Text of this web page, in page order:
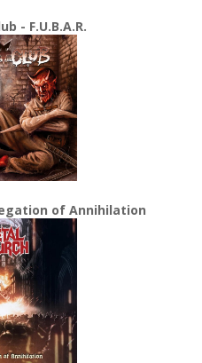
- F.U.B.A.R.
of Annihilation